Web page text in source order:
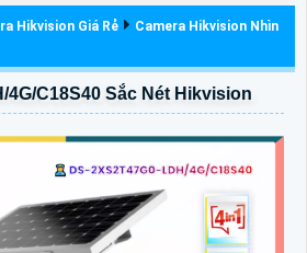
Hikvision Giá Rẻ
Camera Hikvision Nhìn
4G/C18S40 Sắc Nét Hikvision